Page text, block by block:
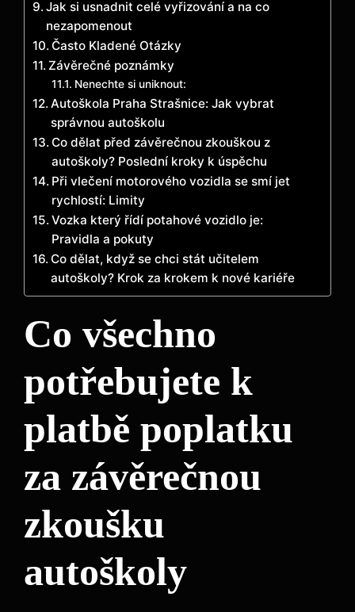
Jak si usnadnit celé vyřizování⁣ a na co
nezapomenout
Často ⁤Kladené Otázky
Závěrečné poznámky
Nenechte si uniknout:
Autoškola Praha Strašnice: Jak vybrat
správnou autoškolu
Co dělat před závěrečnou zkouškou z
autoškoly? Poslední kroky k úspěchu
Při vlečení motorového vozidla se smí jet
rychlostí: Limity
Vozka který řídí potahové vozidlo je:
Pravidla a pokuty
Co dělat, když se chci stát učitelem
autoškoly? Krok za krokem k nové kariéře
Co všechno
potřebujete k
platbě ‌poplatku
za⁤ závěrečnou
zkoušku
autoškoly